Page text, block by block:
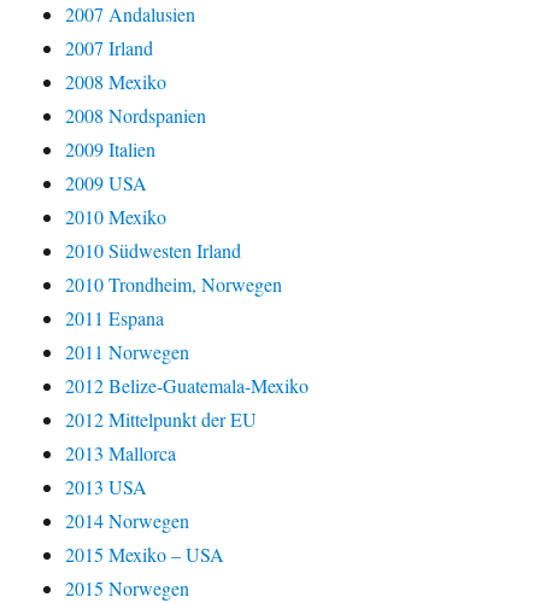
2007 Andalusien
2007 Irland
2008 Mexiko
2008 Nordspanien
2009 Italien
2009 USA
2010 Mexiko
2010 Südwesten Irland
2010 Trondheim, Norwegen
2011 Espana
2011 Norwegen
2012 Belize-Guatemala-Mexiko
2012 Mittelpunkt der EU
2013 Mallorca
2013 USA
2014 Norwegen
2015 Mexiko – USA
2015 Norwegen